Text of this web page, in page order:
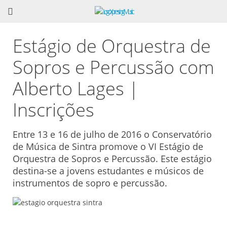
Estágio de Orquestra de
Sopros e Percussão com
Alberto Lages |
Inscrições
Entre 13 e 16 de julho de 2016 o Conservatório
de Música de Sintra promove o VI Estágio de
Orquestra de Sopros e Percussão. Este estágio
destina-se a jovens estudantes e músicos de
instrumentos de sopro e percussão.